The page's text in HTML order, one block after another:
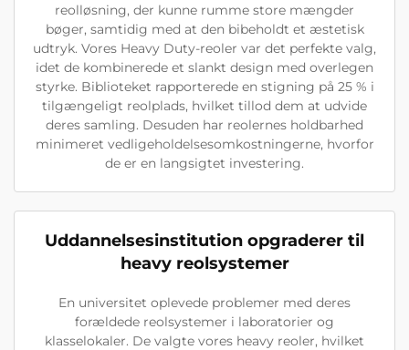
reolløsning, der kunne rumme store mængder
bøger, samtidig med at den bibeholdt et æstetisk
udtryk. Vores Heavy Duty-reoler var det perfekte valg,
idet de kombinerede et slankt design med overlegen
styrke. Biblioteket rapporterede en stigning på 25 % i
tilgængeligt reolplads, hvilket tillod dem at udvide
deres samling. Desuden har reolernes holdbarhed
minimeret vedligeholdelsesomkostningerne, hvorfor
de er en langsigtet investering.
Uddannelsesinstitution opgraderer til
heavy reolsystemer
En universitet oplevede problemer med deres
forældede reolsystemer i laboratorier og
klasselokaler. De valgte vores heavy reoler, hvilket